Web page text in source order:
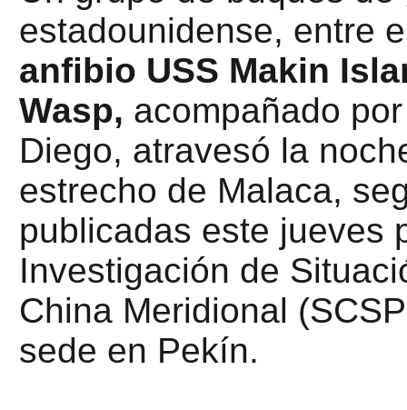
estadounidense, entre
anfibio USS Makin
Wasp, acompañado
Diego, atravesó la
estrecho de Malaca,
publicadas este jueves
Investigación de
China Meridional
sede en Pekín.